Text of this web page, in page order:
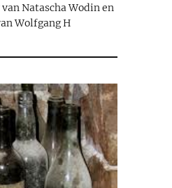
Natascha Wodin en
Wolfgang H